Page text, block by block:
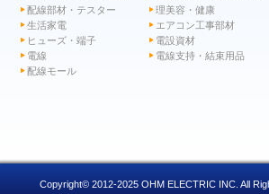
配線部材・テスター
理美容・健康
生活家電
エアコン工事部材
ヒューズ・端子
電設資材
電線
電線支持・結束用品
配線モール
Copyright© 2012-2025 OHM ELECTRIC INC. All